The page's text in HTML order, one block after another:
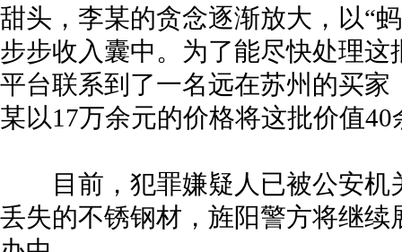
甜头，李某的贪念逐渐放大，以“
步步收入囊中。为了能尽快处理
平台联系到了一名远在苏州的买
某以17万余元的价格将这批价值
目前，犯罪嫌疑人已被公安机
丢失的不锈钢材，旌阳警方将继